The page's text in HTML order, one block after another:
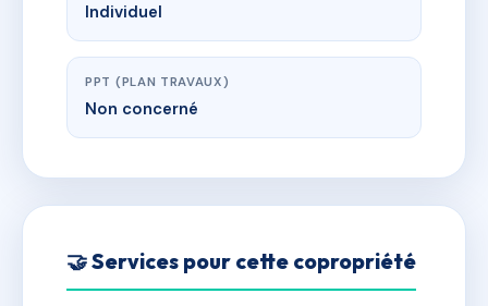
Individuel
PPT (PLAN TRAVAUX)
Non concerné
🤝 Services pour cette copropriété